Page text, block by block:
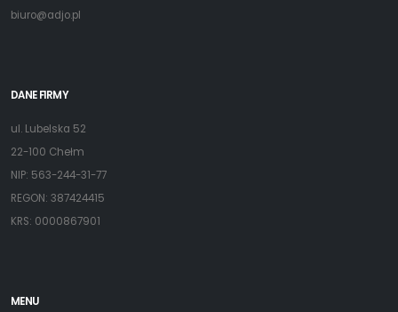
biuro@adjo.pl
DANE FIRMY
ul. Lubelska 52
22-100 Chełm
NIP: 563-244-31-77
REGON: 387424415
KRS: 0000867901
MENU